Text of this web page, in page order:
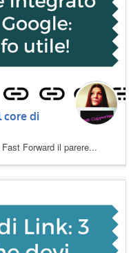
core di
Forward il parere...